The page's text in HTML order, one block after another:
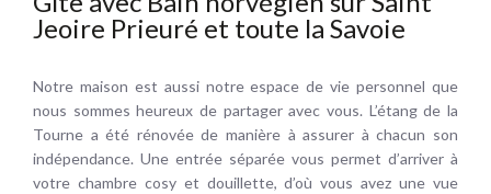
Jeoire Prieuré et toute la Savoie
Notre maison est aussi notre espace de vie personnel que
nous sommes heureux de partager avec vous. L’étang de la
Tourne a été rénovée de manière à assurer à chacun son
indépendance. Une entrée séparée vous permet d’arriver à
votre chambre cosy et douillette, d’où vous avez une vue